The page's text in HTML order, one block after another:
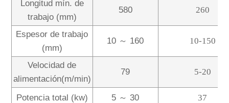
Longitud mín. de
trabajo (mm)
580 260
Espesor de trabajo
(mm)
10 ～ 160 10-150
Velocidad de
alimentación(m/min)
79 5-20
Potencia total (kw) 5 ～ 30
37